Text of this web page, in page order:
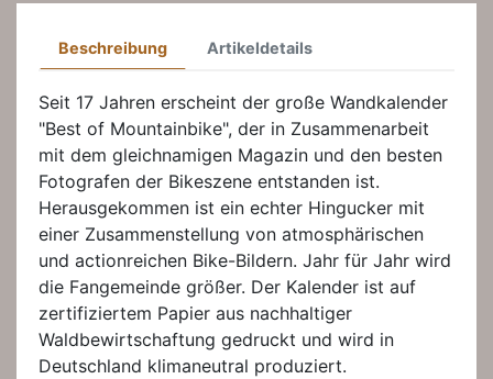
Beschreibung Artikeldetails
Seit 17 Jahren erscheint der große Wandkalender
"Best of Mountainbike", der in Zusammenarbeit
mit dem gleichnamigen Magazin und den besten
Fotografen der Bikeszene entstanden ist.
Herausgekommen ist ein echter Hingucker mit
einer Zusammenstellung von atmosphärischen
und actionreichen Bike-Bildern. Jahr für Jahr wird
die Fangemeinde größer. Der Kalender ist auf
zertifiziertem Papier aus nachhaltiger
Waldbewirtschaftung gedruckt und wird in
Deutschland klimaneutral produziert.